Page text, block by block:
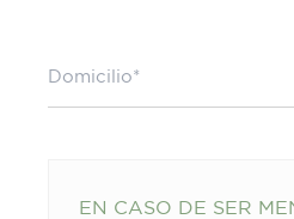
EN CASO DE SER